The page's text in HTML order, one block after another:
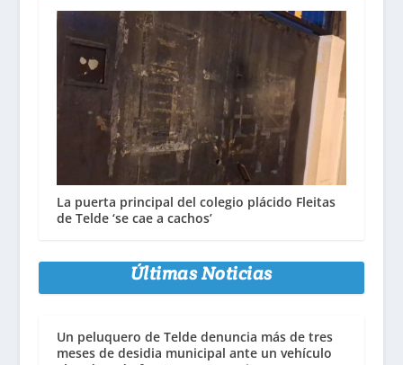
La puerta principal del colegio plácido Fleitas
de Telde ‘se cae a cachos’
Últimas Noticias
Un peluquero de Telde denuncia más de tres
meses de desidia municipal ante un vehículo